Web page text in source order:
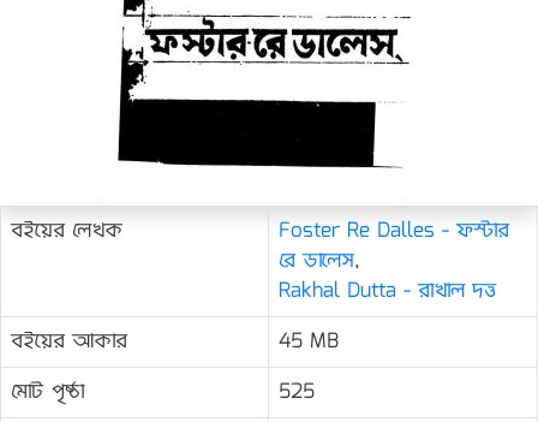
বইয়ের লেখক
Foster Re Dalles - ফস্টার
রে ডালেস,
Rakhal Dutta - রাখাল দত্ত
বইয়ের আকার
45 MB
মোট পৃষ্ঠা
525